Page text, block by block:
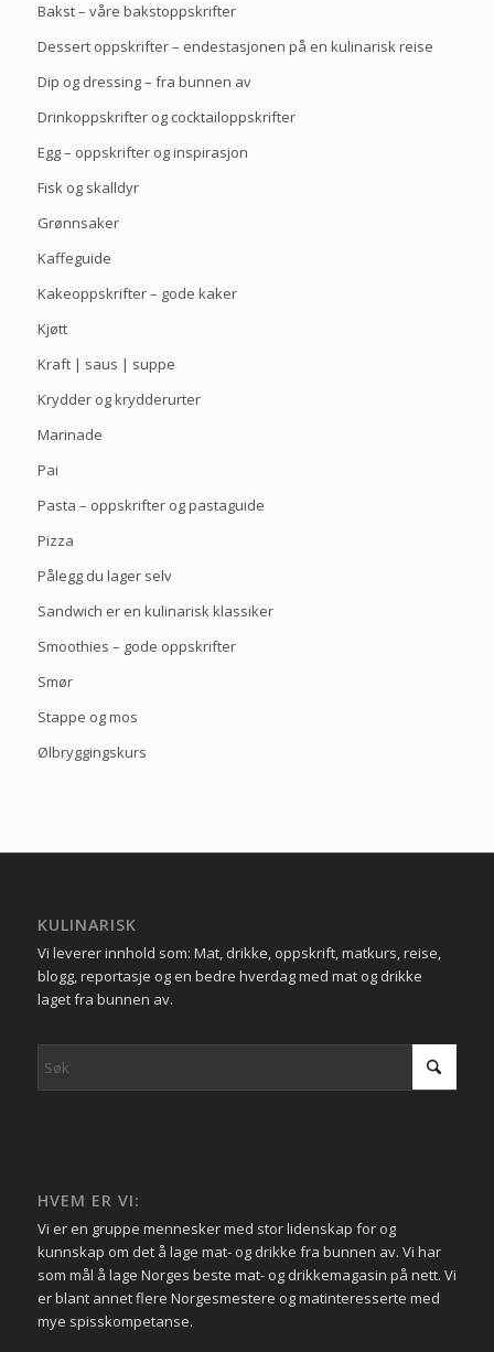
Bakst – våre bakstoppskrifter
Dessert oppskrifter – endestasjonen på en kulinarisk reise
Dip og dressing – fra bunnen av
Drinkoppskrifter og cocktailoppskrifter
Egg – oppskrifter og inspirasjon
Fisk og skalldyr
Grønnsaker
Kaffeguide
Kakeoppskrifter – gode kaker
Kjøtt
Kraft | saus | suppe
Krydder og krydderurter
Marinade
Pai
Pasta – oppskrifter og pastaguide
Pizza
Pålegg du lager selv
Sandwich er en kulinarisk klassiker
Smoothies – gode oppskrifter
Smør
Stappe og mos
Ølbryggingskurs
KULINARISK
Vi leverer innhold som: Mat, drikke, oppskrift, matkurs, reise,
blogg, reportasje og en bedre hverdag med mat og drikke
laget fra bunnen av.
HVEM ER VI:
Vi er en gruppe mennesker med stor lidenskap for og
kunnskap om det å lage mat- og drikke fra bunnen av. Vi har
som mål å lage Norges beste mat- og drikkemagasin på nett. Vi
er blant annet flere Norgesmestere og matinteresserte med
mye spisskompetanse.